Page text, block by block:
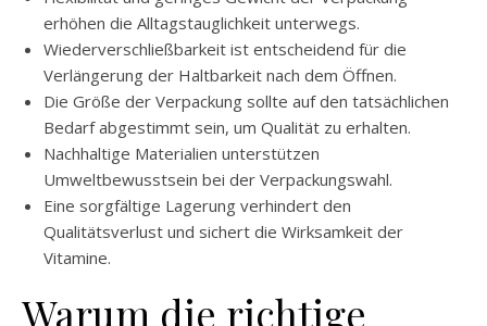
erhöhen die Alltagstauglichkeit unterwegs.
Wiederverschließbarkeit ist entscheidend für die
Verlängerung der Haltbarkeit nach dem Öffnen.
Die Größe der Verpackung sollte auf den tatsächlichen
Bedarf abgestimmt sein, um Qualität zu erhalten.
Nachhaltige Materialien unterstützen
Umweltbewusstsein bei der Verpackungswahl.
Eine sorgfältige Lagerung verhindert den
Qualitätsverlust und sichert die Wirksamkeit der
Vitamine.
Warum die richtige